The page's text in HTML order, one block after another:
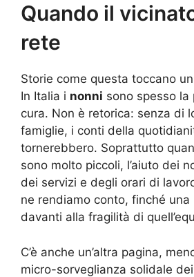
Quando il
rete
Storie come questa toccano
In Italia i nonni sono spesso la
cura. Non è retorica: senza di
famiglie, i conti della
tornerebbero. Soprattutto
sono molto piccoli, l’aiuto dei
dei servizi e degli orari di
ne rendiamo conto, finché
davanti alla fragilità di
C’è anche un’altra pagina,
micro-sorveglianza solidale